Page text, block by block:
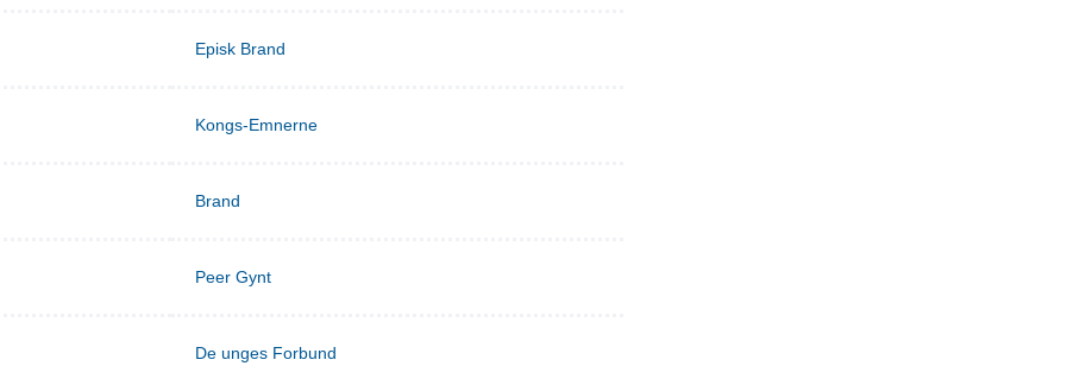
Episk Brand
Kongs-Emnerne
Brand
Peer Gynt
De unges Forbund